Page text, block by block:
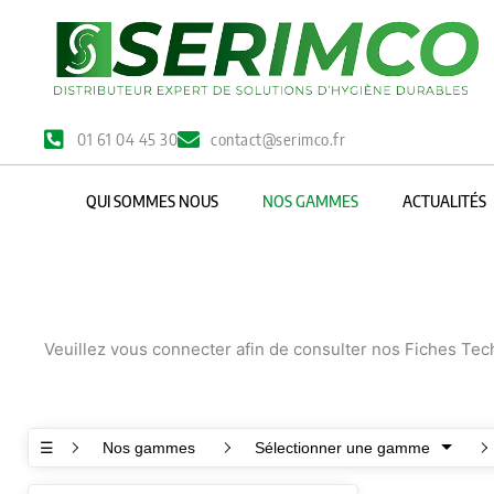
01 61 04 45 30 contact@serimco.fr
QUI SOMMES NOUS NOS GAMMES ACTUALITÉS
Veuillez vous connecter afin de consulter nos Fiches
☰ Nos gammes Sélectionner une gamme